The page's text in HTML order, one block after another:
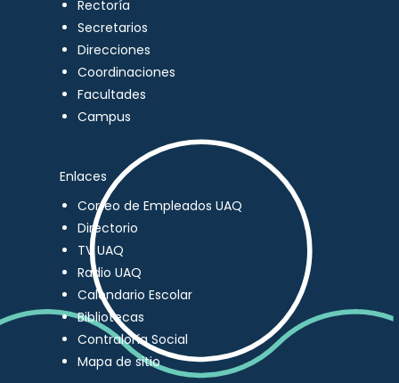
Rectoría
Secretarios
Direcciones
Coordinaciones
Facultades
Campus
Enlaces
Correo de Empleados UAQ
Directorio
TV UAQ
Radio UAQ
Calendario Escolar
Bibliotecas
Contraloría Social
Mapa de sitio